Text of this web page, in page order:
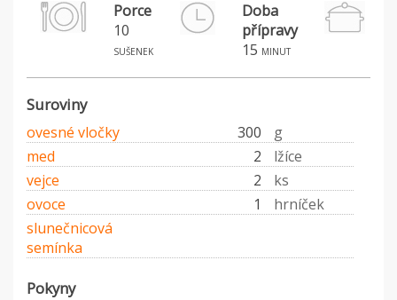
Porce
10
sušenek
Doba
přípravy
15 minut
Suroviny
ovesné vločky 300
g
med
2
lžíce
vejce
2
ks
ovoce
1
hrníček
slunečnicová
semínka
Pokyny